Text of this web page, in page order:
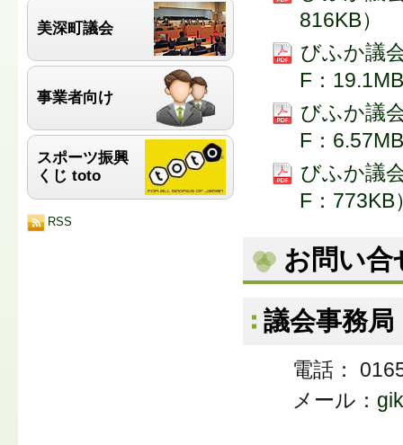
816KB）
びふか議
F：
びふか議
F：
びふか議
F：773KB
お問い合
議会事務局
電話：
メール：
美深町議会
事業者向け
スポーツ振興
くじ toto
RSS